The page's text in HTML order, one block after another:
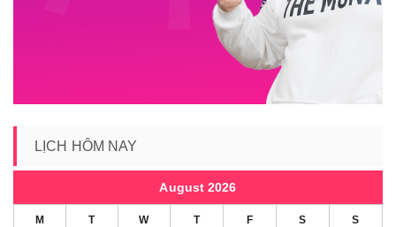
LỊCH HÔM NAY
August 2026
M T W T F S S